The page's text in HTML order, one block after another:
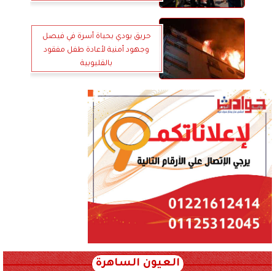
حريق يودي بحياة أسرة في فيصل
وجهود أمنية لأعادة طفل مفقود
بالقليوبية
العيون الساهرة